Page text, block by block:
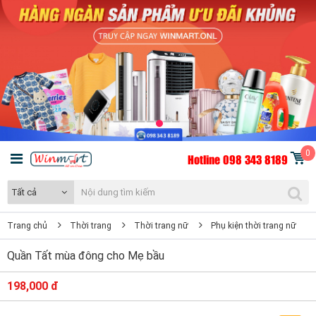
Hotline 098 343 8189 0
Tất cả
Trang chủ Thời trang Thời trang nữ Phụ kiện thời trang nữ
Quần Tất mùa đông cho Mẹ bầu
198,000 đ